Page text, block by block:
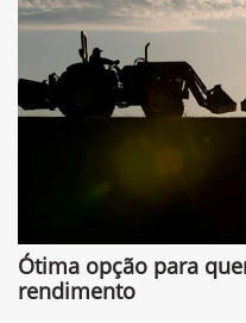
Ótima opção para
rendimento